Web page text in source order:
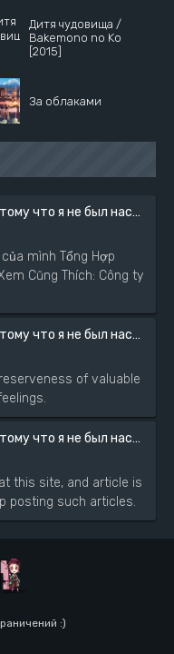
Дитя чудовища /
Bakemono no Ko
[2015]
За облаками
Меня выгнали из партии героя, потому что я не был настоящим компаньоном, поэтому я решил неспешно жить в глуши
mình Tổng Hợp
Cũng Thích: Công ty
Меня выгнали из партии героя, потому что я не был настоящим компаньоном, поэтому я решил неспешно жить в глуши
of valuable
Меня выгнали из партии героя, потому что я не был настоящим компаньоном, поэтому я решил неспешно жить в глуши
this site, and article is
posting such articles.
:)